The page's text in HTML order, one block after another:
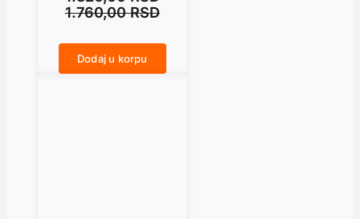
1.760,00RSD
Dodaj u korpu